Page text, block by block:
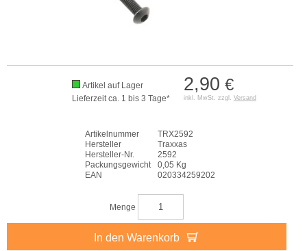
2,90 €
inkl. MwSt. zzgl. Versand
Artikel auf Lager
Lieferzeit ca. 1 bis 3 Tage*
Artikelnummer
TRX2592
Hersteller
Traxxas
Hersteller-Nr.
2592
Packungsgewicht
0,05 Kg
EAN
020334259202
Menge
In den Warenkorb